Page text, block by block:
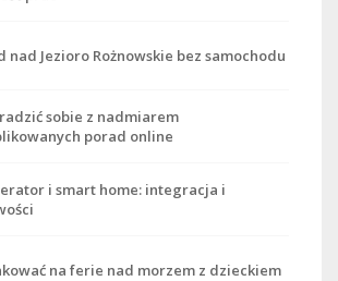
nad Jezioro Rożnowskie bez samochodu
sobie z nadmiarem
porad online
i smart home: integracja i
na ferie nad morzem z dzieckiem